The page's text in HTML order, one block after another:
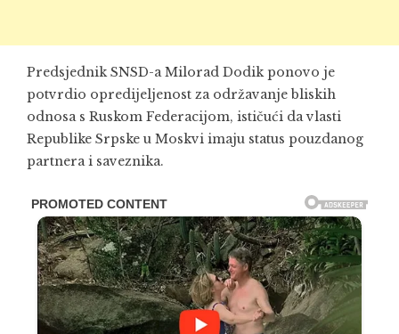
Predsjednik SNSD-a Milorad Dodik ponovo je
potvrdio opredijeljenost za održavanje bliskih
odnosa s Ruskom Federacijom, ističući da vlasti
Republike Srpske u Moskvi imaju status pouzdanog
partnera i saveznika.